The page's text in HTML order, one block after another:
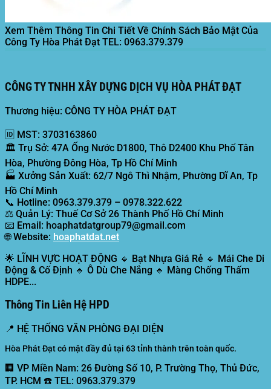
Xem Thêm Thông Tin Chi Tiết Về Chính Sách Bảo Mật Của
Công Ty Hòa Phát Đạt TEL: 0963.379.379
CÔNG TY TNHH XÂY DỰNG DỊCH VỤ HÒA PHÁT ĐẠT
Thương hiệu: CÔNG TY HÒA PHÁT ĐẠT
🆔 MST: 3703163860
🏛️ Trụ Sở: 47A Ống Nước D1800, Thô D2400 Khu Phố Tân
Hòa, Phường Đông Hòa, Tp Hồ Chí Minh
🏭 Xưởng Sản Xuất: 62/7 Ngô Thì Nhậm, Phường Dĩ An, Tp
Hồ Chí Minh
📞 Hotline: 0963.379.379 – 0978.322.622
⚖️ Quản Lý: Thuế Cơ Sở 26 Thành Phố Hồ Chí Minh
📧 Email: hoaphatdatgroup79@gmail.com
🌐Website: hoaphatdat.net
🌟 LĨNH VỰC HOẠT ĐỘNG 🔹 Bạt Nhựa Giá Rẻ 🔹 Mái Che Di
Động & Cố Định 🔹 Ô Dù Che Nắng 🔹 Màng Chống Thấm
HDPE...
Thông Tin Liên Hệ HPD
📍 HỆ THỐNG VĂN PHÒNG ĐẠI DIỆN
Hòa Phát Đạt có mặt đầy đủ tại 63 tỉnh thành trên toàn quốc.
🏢 VP Miền Nam: 26 Đường Số 10, P. Trường Thọ, Thủ Đức,
TP. HCM ☎️ TEL: 0963.379.379